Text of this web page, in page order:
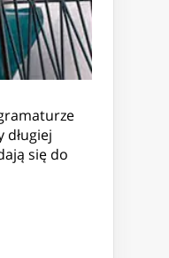
się do